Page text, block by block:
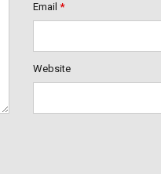
Email *
Website